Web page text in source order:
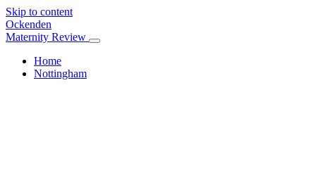
Skip to content
Ockenden
Maternity Review
Home
Nottingham